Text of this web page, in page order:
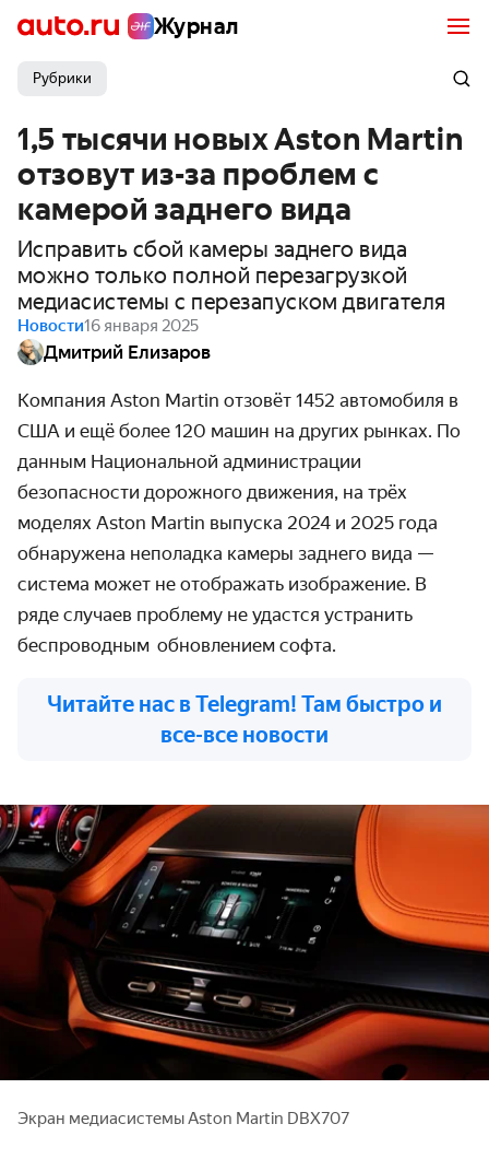
Журнал
Рубрики
1,5 тысячи новых Aston Martin
отзовут из-за проблем с
камерой заднего вида
Исправить сбой камеры заднего вида
можно только полной перезагрузкой
медиасистемы с перезапуском двигателя
Новости16 января 2025
Дмитрий Елизаров
Компания Aston Martin отзовёт 1452 автомобиля в
США и ещё более 120 машин на других рынках. По
данным Национальной администрации
безопасности дорожного движения, на трёх
моделях Aston Martin выпуска 2024 и 2025 года
обнаружена неполадка камеры заднего вида —
система может не отображать изображение. В
ряде случаев проблему не удастся устранить
беспроводным обновлением софта.
Читайте нас в Telegram! Там быстро и
все-все новости
Экран медиасистемы Aston Martin DBX707